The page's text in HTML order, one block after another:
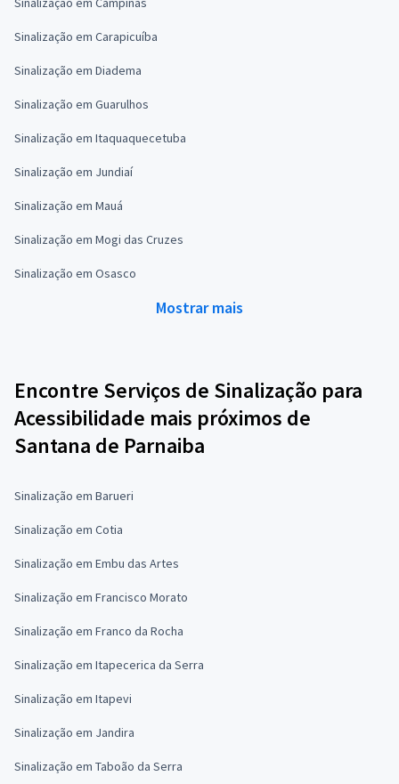
Sinalização em Carapicuíba
Sinalização em Diadema
Sinalização em Guarulhos
Sinalização em Itaquaquecetuba
Sinalização em Jundiaí
Sinalização em Mauá
Sinalização em Mogi das Cruzes
Sinalização em Osasco
Mostrar mais
Encontre Serviços de Sinalização para
Acessibilidade mais próximos de
Santana de Parnaiba
Sinalização em Barueri
Sinalização em Cotia
Sinalização em Embu das Artes
Sinalização em Francisco Morato
Sinalização em Franco da Rocha
Sinalização em Itapecerica da Serra
Sinalização em Itapevi
Sinalização em Jandira
Sinalização em Taboão da Serra